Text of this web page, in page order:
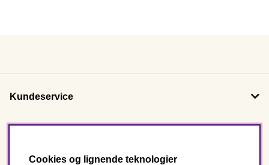
Kundeservice
Cookies og lignende teknologier